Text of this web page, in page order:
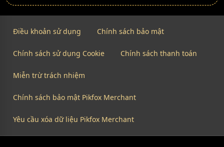
Điều khoản sử dụng Chính sách bảo mật
Chính sách sử dụng Cookie Chính sách thanh toán
Miễn trừ trách nhiệm
Chính sách bảo mật Pikfox Merchant
Yêu cầu xóa dữ liệu Pikfox Merchant